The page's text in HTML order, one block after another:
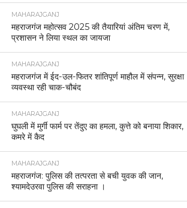
MAHARAJGANJ
महराजगंज महोत्सव 2025 की तैयारियां अंतिम चरण में,
प्रशासन ने लिया स्थल का जायजा
MAHARAJGANJ
महराजगंज में ईद-उल-फितर शांतिपूर्ण माहौल में संपन्न, सुरक्षा
व्यवस्था रही चाक-चौबंद
MAHARAJGANJ
घुघली में मुर्गी फार्म पर तेंदुए का हमला, कुत्ते को बनाया शिकार,
कमरे में कैद
MAHARAJGANJ
महराजगंज: पुलिस की तत्परता से बची युवक की जान,
श्यामदेउरवा पुलिस की सराहना ।